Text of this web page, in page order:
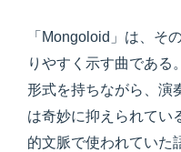
「Mongoloid」は、そ
りやすく示す曲である
形式を持ちながら、演
は奇妙に抑えられてい
的文脈で使われていた